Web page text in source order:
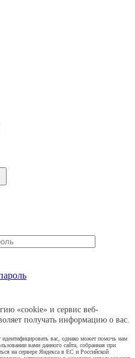
«cookie» и сервис веб-
получать информацию о вас.
вас, однако может помочь нам
вами данного сайта, собранная при
на сервере Яндекса в ЕС и Российской